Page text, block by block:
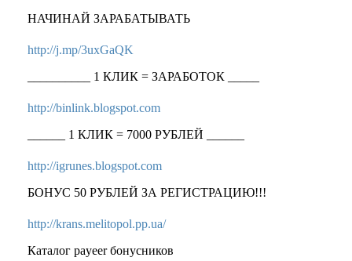
НАЧИНАЙ ЗАРАБАТЫВАТЬ
http://j.mp/3uxGaQK
__________ 1 КЛИК = ЗАРАБОТОК _____
http://binlink.blogspot.com
______ 1 КЛИК = 7000 РУБЛЕЙ ______
http://igrunes.blogspot.com
БОНУС 50 РУБЛЕЙ ЗА РЕГИСТРАЦИЮ!!!
http://krans.melitopol.pp.ua/
Каталог payeer бонусников